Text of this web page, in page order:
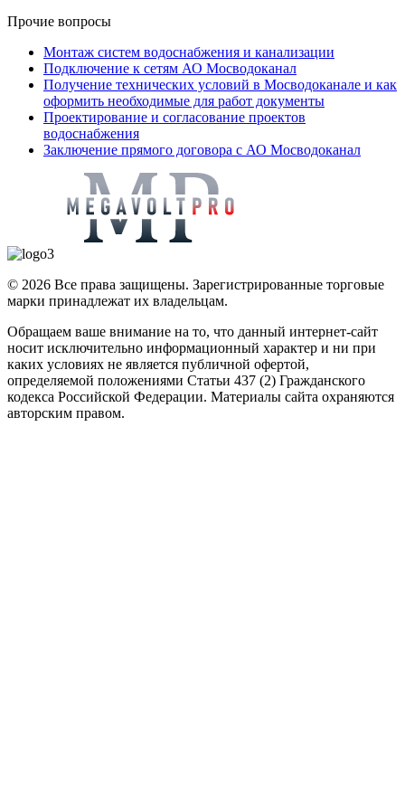
Прочие вопросы
Монтаж систем водоснабжения и канализации
Подключение к сетям АО Мосводоканал
Получение технических условий в Мосводоканале и как
оформить необходимые для работ документы
Проектирование и согласование проектов
водоснабжения
Заключение прямого договора с АО Мосводоканал
© 2026 Все права защищены. Зарегистрированные торговые
марки принадлежат их владельцам.
Обращаем ваше внимание на то, что данный интернет-сайт
носит исключительно информационный характер и ни при
каких условиях не является публичной офертой,
определяемой положениями Статьи 437 (2) Гражданского
кодекса Российской Федерации. Материалы сайта охраняются
авторским правом.